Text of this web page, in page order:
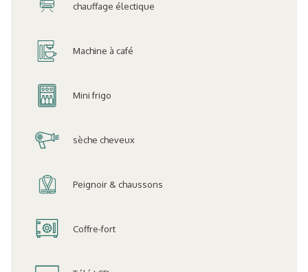
chauffage électique
Machine à café
Mini frigo
sèche cheveux
Peignoir & chaussons
Coffre-fort